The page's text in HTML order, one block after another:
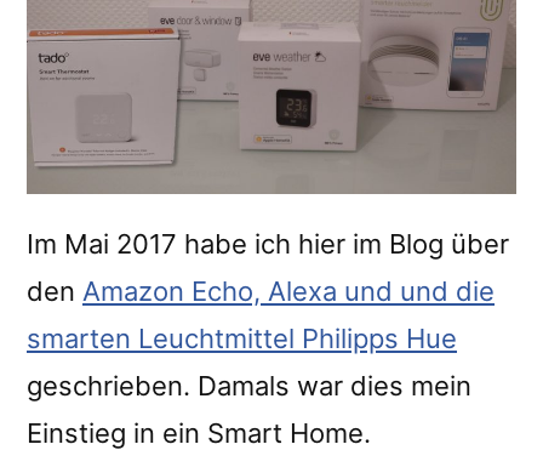
Im Mai 2017 habe ich hier im Blog über
den Amazon Echo, Alexa und und die
smarten Leuchtmittel Philipps Hue
geschrieben. Damals war dies mein
Einstieg in ein Smart Home.